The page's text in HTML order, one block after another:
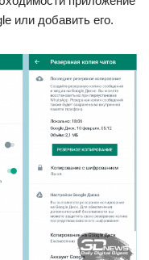
или добавить его.